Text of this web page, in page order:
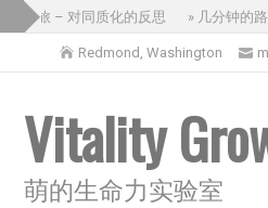
之旅 – 对同质化的反思 » 几分钟的路
Redmond, Washington
Vitality
萌的生命力实验室